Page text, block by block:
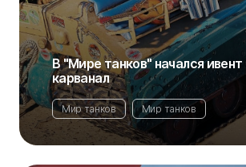
В "Мире танков" начался
карванал
Мир танков Мир танков